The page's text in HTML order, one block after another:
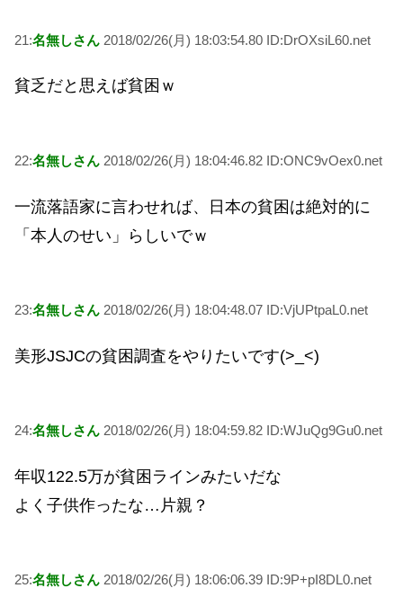
21:名無しさん 2018/02/26(月) 18:03:54.80 ID:DrOXsiL60.net
貧乏だと思えば貧困ｗ
22:名無しさん 2018/02/26(月) 18:04:46.82 ID:ONC9vOex0.net
一流落語家に言わせれば、日本の貧困は絶対的に
「本人のせい」らしいでｗ
23:名無しさん 2018/02/26(月) 18:04:48.07 ID:VjUPtpaL0.net
美形JSJCの貧困調査をやりたいです(>_<)
24:名無しさん 2018/02/26(月) 18:04:59.82 ID:WJuQg9Gu0.net
年収122.5万が貧困ラインみたいだな
よく子供作ったな…片親？
25:名無しさん 2018/02/26(月) 18:06:06.39 ID:9P+pI8DL0.net